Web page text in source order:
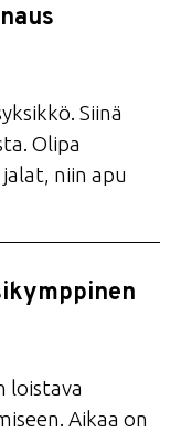
Siinä
Olipa
niin apu
loistava
Aikaa on